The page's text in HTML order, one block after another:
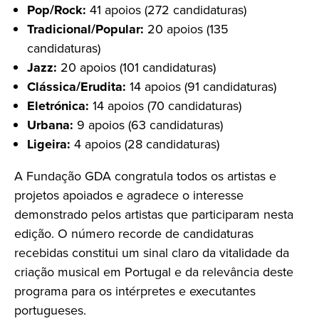
Pop/Rock: 41 apoios (272 candidaturas)
Tradicional/Popular: 20 apoios (135
candidaturas)
Jazz: 20 apoios (101 candidaturas)
Clássica/Erudita: 14 apoios (91 candidaturas)
Eletrónica: 14 apoios (70 candidaturas)
Urbana: 9 apoios (63 candidaturas)
Ligeira: 4 apoios (28 candidaturas)
A Fundação GDA congratula todos os artistas e
projetos apoiados e agradece o interesse
demonstrado pelos artistas que participaram nesta
edição. O número recorde de candidaturas
recebidas constitui um sinal claro da vitalidade da
criação musical em Portugal e da relevância deste
programa para os intérpretes e executantes
portugueses.